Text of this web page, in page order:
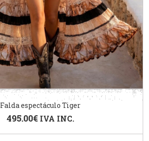
Falda espectáculo Tiger
495.00€ IVA INC.